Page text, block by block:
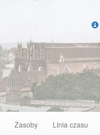
Zasoby Linia czasu